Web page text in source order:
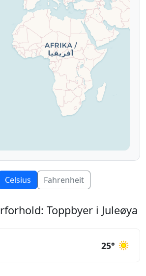
Celsius Fahrenheit
Toppbyer i Juleøya
25°